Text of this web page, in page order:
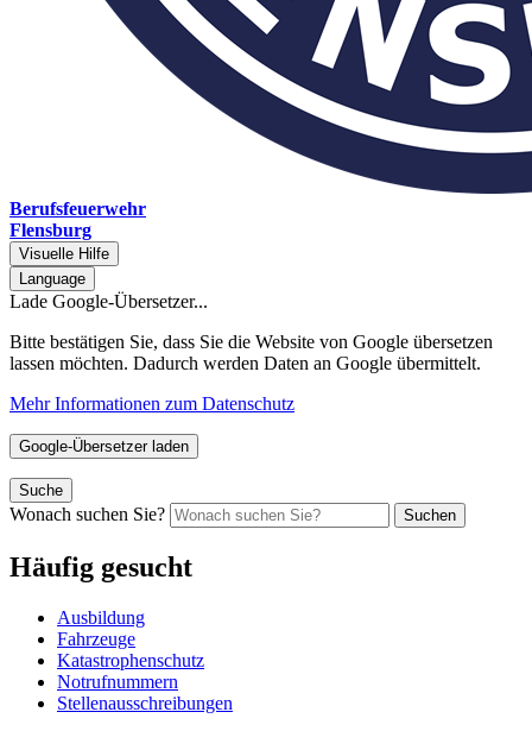
Berufsfeuerwehr
Flensburg
Visuelle Hilfe
Language
Lade Google-Übersetzer...
Bitte bestätigen Sie, dass Sie die Website von Google übersetzen
lassen möchten. Dadurch werden Daten an Google übermittelt.
Mehr Informationen zum Datenschutz
Google-Übersetzer laden
Suche
Wonach suchen Sie? Suchen
Häufig gesucht
Ausbildung
Fahrzeuge
Katastrophenschutz
Notrufnummern
Stellenausschreibungen